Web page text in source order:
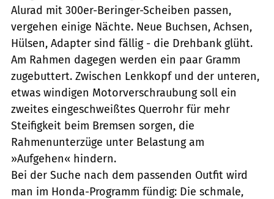
Alurad mit 300er-Beringer-Scheiben passen,
vergehen einige Nächte. Neue Buchsen, Achsen,
Hülsen, Adapter sind fällig - die Drehbank glüht.
Am Rahmen dagegen werden ein paar Gramm
zugebuttert. Zwischen Lenkkopf und der unteren,
etwas windigen Motorverschraubung soll ein
zweites eingeschweißtes Querrohr für mehr
Steifigkeit beim Bremsen sorgen, die
Rahmenunterzüge unter Belastung am
»Aufgehen« hindern.
Bei der Suche nach dem passenden Outfit wird
man im Honda-Programm fündig: Die schmale,